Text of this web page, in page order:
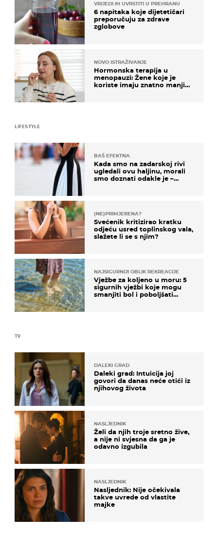
VRIJEDI IH UVRSTITI U PREHRANU
6 napitaka koje dijetetičari
preporučuju za zdrave
zglobove
NOVO ISTRAŽIVANJE
Hormonska terapija u
menopauzi: Žene koje je
koriste imaju znatno manji
TV
DALEKI GRAD
Daleki grad: Intuicija joj
govori da danas neće otići iz
njihovog života
NASLJEDNIK
Želi da njih troje sretno žive,
a nije ni svjesna da ga je
odavno izgubila
NASLJEDNIK
Nasljednik: Nije očekivala
takve uvrede od vlastite
majke
LIFESTYLE
BAŠ EFEKTNA
Kada smo na zadarskoj rivi
ugledali ovu haljinu, morali
smo doznati odakle je –
(NE)PRIMJERENA?
Svećenik kritizirao kratku
odjeću usred toplinskog vala,
slažete li se s njim?
NAJSIGURNIJI OBLIK REKREACIJE
Vježbe za koljeno u moru: 5
sigurnih vježbi koje mogu
smanjiti bol i poboljšati